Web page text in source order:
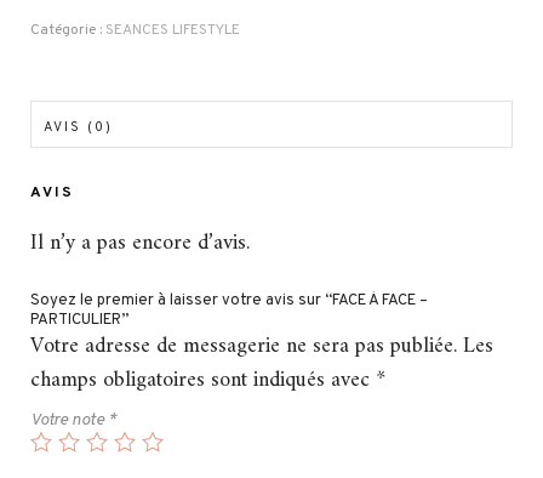
FACE
Catégorie : SEANCES LIFESTYLE
AVIS (0)
AVIS
Il n’y a pas encore d’avis.
Soyez le premier à laisser votre avis sur “FACE À FACE –
PARTICULIER”
Votre adresse de messagerie ne sera pas publiée.Les
champs obligatoires sont indiqués avec*
Votre note *